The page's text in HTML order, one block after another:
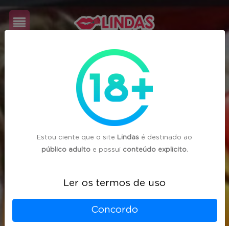
Estou ciente que o site Lindas é destinado ao
público adultoe possui conteúdo explicito.
Ler os termos de uso
Concordo